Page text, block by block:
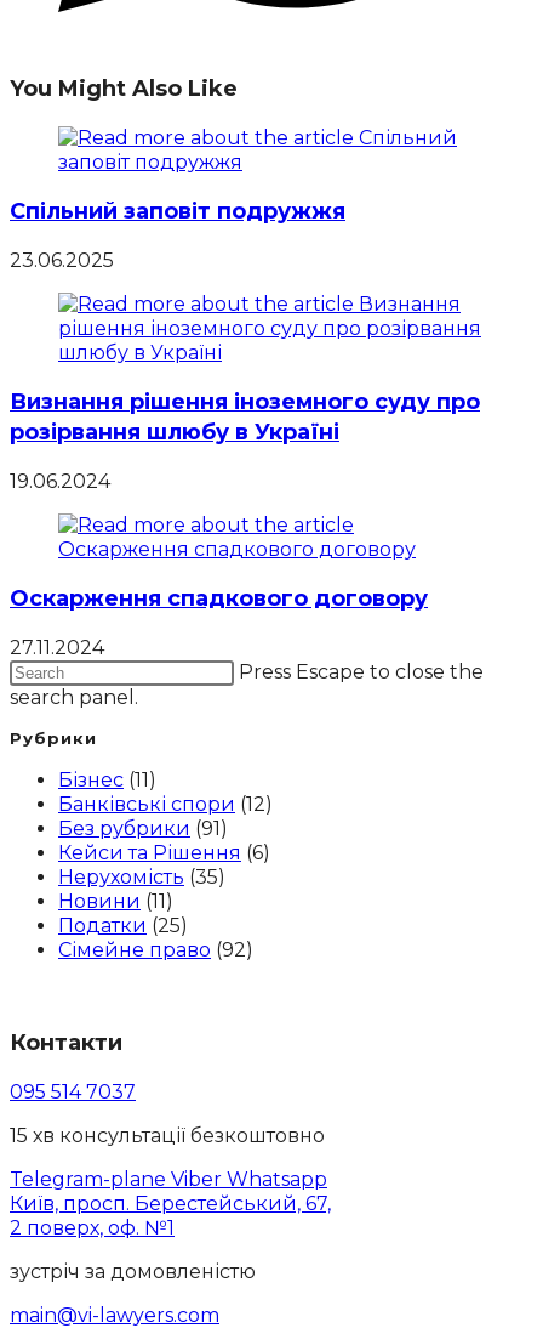
You Might Also Like
Спільний заповіт подружжя
23.06.2025
Визнання рішення іноземного суду про
розірвання шлюбу в Україні
19.06.2024
Оскарження спадкового договору
27.11.2024
Press Escape to close the
search panel.
Рубрики
Бізнес (11)
Банківські спори (12)
Без рубрики (91)
Кейси та Рішення (6)
Нерухомість (35)
Новини (11)
Податки (25)
Сімейне право (92)
Контакти
095 514 7037
15 хв консультації безкоштовно
Telegram-plane Viber Whatsapp
Київ, просп. Берестейський, 67,
2 поверх, оф. №1
зустріч за домовленістю
main@vi-lawyers.com